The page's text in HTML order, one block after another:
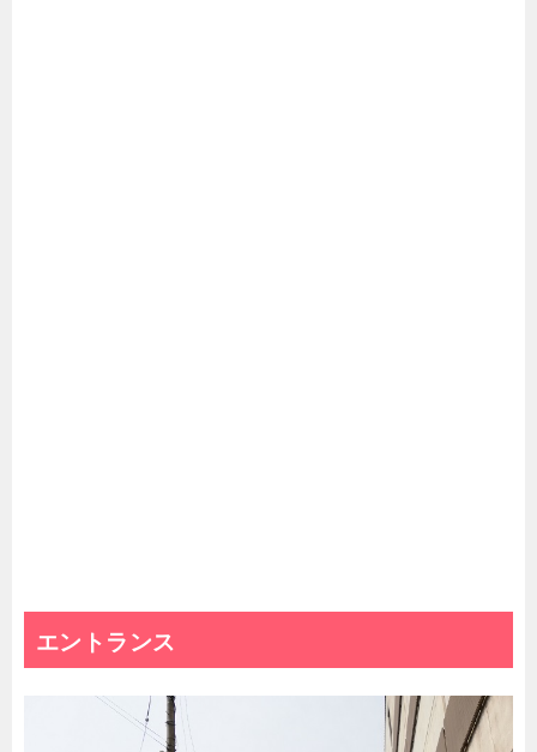
エントランス